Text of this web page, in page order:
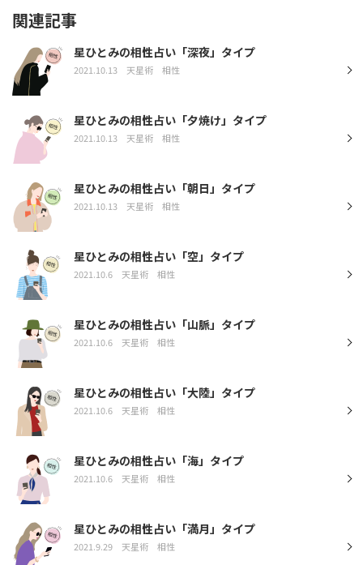
関連記事
星ひとみの相性占い「深夜」タイプ
2021.10.13 天星術 相性
星ひとみの相性占い「夕焼け」タイプ
2021.10.13 天星術 相性
星ひとみの相性占い「朝日」タイプ
2021.10.13 天星術 相性
星ひとみの相性占い「空」タイプ
2021.10.6 天星術 相性
星ひとみの相性占い「山脈」タイプ
2021.10.6 天星術 相性
星ひとみの相性占い「大陸」タイプ
2021.10.6 天星術 相性
星ひとみの相性占い「海」タイプ
2021.10.6 天星術 相性
星ひとみの相性占い「満月」タイプ
2021.9.29 天星術 相性